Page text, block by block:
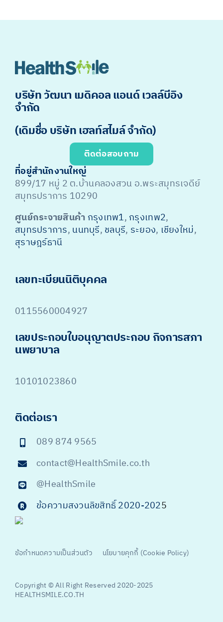
บริษัท วัฒนา เมดิคอล แอนด์ เวลล์บีอิง
จำกัด
(เดิมชื่อ บริษัท เฮลท์สไมล์ จำกัด)
ติดต่อสอบถาม
ที่อยู่สำนักงานใหญ่
899/17 หมู่ 2 ต.บ้านคลองสวน อ.พระสมุทรเจดีย์
สมุทรปราการ 10290
ศูนย์กระจายสินค้า กรุงเทพ1, กรุงเทพ2,
สมุทรปราการ, นนทบุรี, ชลบุรี, ระยอง, เชียงใหม่,
สุราษฎร์ธานี
เลขทะเบียนนิติบุคคล
0115560004927
เลขประกอบใบอนุญาตประกอบ กิจการสภา
นพยาบาล
10101023860
ติดต่อเรา
089 874 9565
contact@HealthSmile.co.th
@HealthSmile
ข้อความสงวนลิขสิทธิ์ 2020-2025
ข้อกำหนดความเป็นส่วนตัว นโยบายคุกกี้ (Cookie Policy)
Copyright © All Right Reserved 2020-2025
HEALTHSMILE.CO.TH